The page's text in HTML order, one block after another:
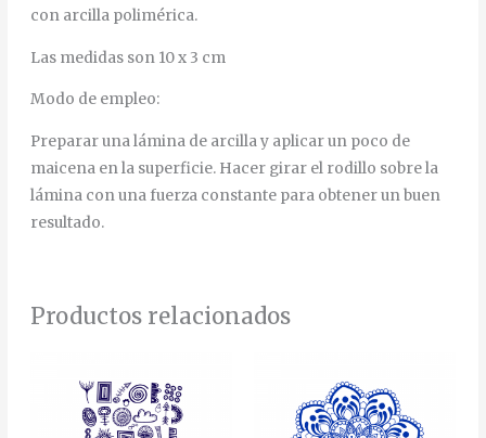
con arcilla polimérica.
Las medidas son 10 x 3 cm
Modo de empleo:
Preparar una lámina de arcilla y aplicar un poco de
maicena en la superficie. Hacer girar el rodillo sobre la
lámina con una fuerza constante para obtener un buen
resultado.
Productos relacionados